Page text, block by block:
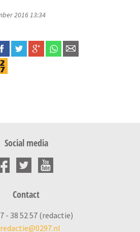
2016 13:34
Social media
Contact
- 38 52 57 (redactie)
redactie@0297.nl